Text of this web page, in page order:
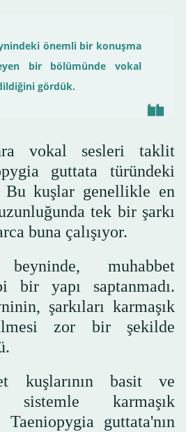
önemli bir konuşma
bir bölümünde vokal
gördük.
vokal sesleri taklit
guttata türündeki
Bu kuşlar genellikle en
tek bir şarkı
buna çalışıyor.
muhabbet
bir yapı saptanmadı.
şarkıları karmaşık
zor bir şekilde
kuşlarının basit ve
karmaşık
guttata'nın